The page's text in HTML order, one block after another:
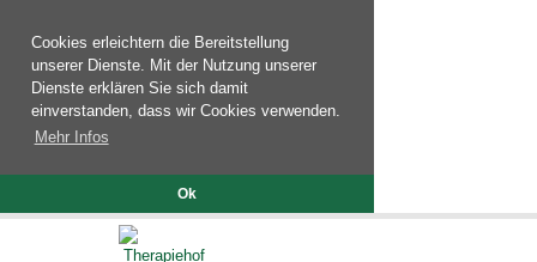
Cookies erleichtern die Bereitstellung
unserer Dienste. Mit der Nutzung unserer
Dienste erklären Sie sich damit
einverstanden, dass wir Cookies verwenden.
Mehr Infos
Ok